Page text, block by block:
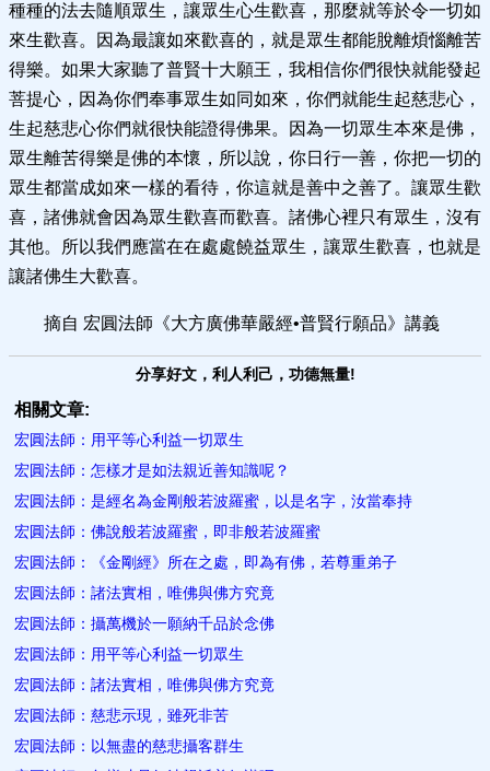
種種的法去隨順眾生，讓眾生心生歡喜，那麼就等於令一切如
來生歡喜。因為最讓如來歡喜的，就是眾生都能脫離煩惱離苦
得樂。如果大家聽了普賢十大願王，我相信你們很快就能發起
菩提心，因為你們奉事眾生如同如來，你們就能生起慈悲心，
生起慈悲心你們就很快能證得佛果。因為一切眾生本來是佛，
眾生離苦得樂是佛的本懷，所以說，你日行一善，你把一切的
眾生都當成如來一樣的看待，你這就是善中之善了。讓眾生歡
喜，諸佛就會因為眾生歡喜而歡喜。諸佛心裡只有眾生，沒有
其他。所以我們應當在在處處饒益眾生，讓眾生歡喜，也就是
讓諸佛生大歡喜。
摘自 宏圓法師《大方廣佛華嚴經•普賢行願品》講義
分享好文，利人利己，功德無量!
相關文章:
宏圓法師：用平等心利益一切眾生
宏圓法師：怎樣才是如法親近善知識呢？
宏圓法師：是經名為金剛般若波羅蜜，以是名字，汝當奉持
宏圓法師：佛說般若波羅蜜，即非般若波羅蜜
宏圓法師：《金剛經》所在之處，即為有佛，若尊重弟子
宏圓法師：諸法實相，唯佛與佛方究竟
宏圓法師：攝萬機於一願納千品於念佛
宏圓法師：用平等心利益一切眾生
宏圓法師：諸法實相，唯佛與佛方究竟
宏圓法師：慈悲示現，雖死非苦
宏圓法師：以無盡的慈悲攝客群生